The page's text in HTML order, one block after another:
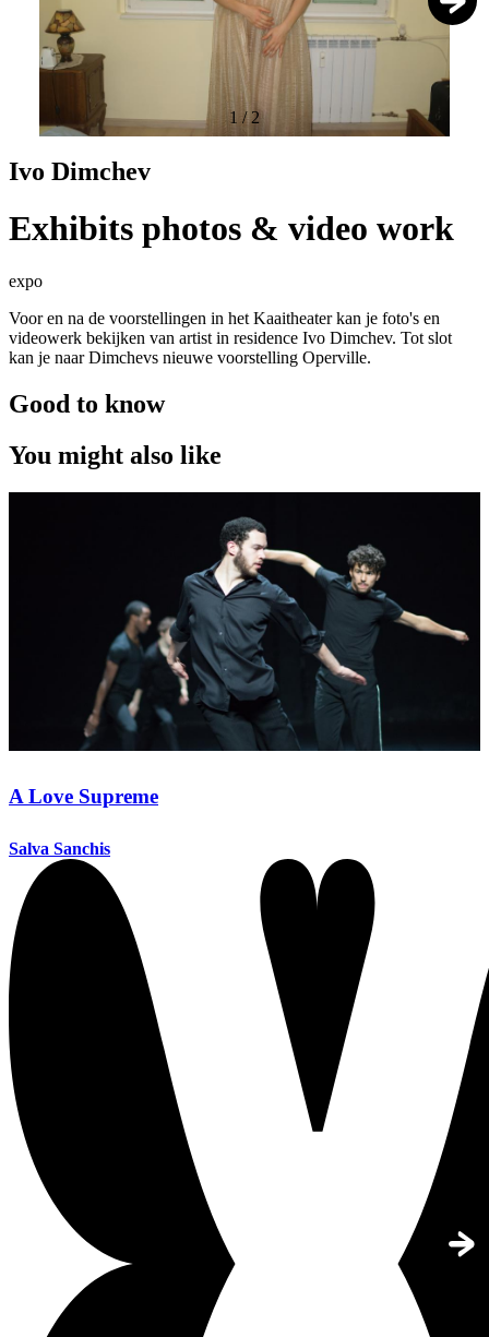
1 /2
Ivo Dimchev
Exhibits photos & video work
expo
Voor en na de voorstellingen in het Kaaitheater kan je foto's en
videowerk bekijken van artist in residence Ivo Dimchev. Tot slot
kan je naar Dimchevs nieuwe voorstelling Operville.
Good to know
You might also like
A Love Supreme
Salva Sanchis